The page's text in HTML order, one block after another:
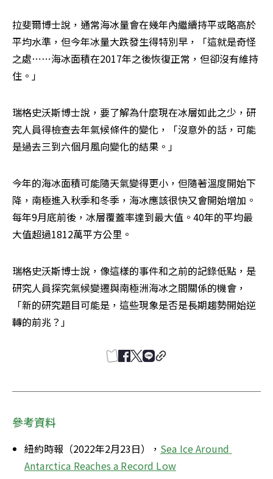
拉斐爾博士說，通常海冰量會在幾年內繼續持平或略高於
平均水準，但今年冰量大跌發生得特別早，「這就是奇怪
之處⋯⋯海冰面積在2017年之後恢復正常，但卻沒有維持
住。」
瑞格史沃斯博士說，要了解為什麼現在冰層如此之少，研
究人員得檢查去年氣候條件的變化，「沒意外的話，可能
是過去三到六個月風向變化的結果。」
今年的海冰面積可能隨天氣變得更小，但隨著溫度開始下
降，南極進入秋季和冬季，海冰應該很快又會開始增加。
每年9月底前後，冰層覆蓋率達到最大值。40年的平均最
大值超過1812萬平方公里。
瑞格史沃斯博士說，像這樣的事件和之前的記錄低點，是
研究人員探究氣候變遷與南極洲海冰之間關係的機會，
「新的研究題目可能是，這些現象是否是長期趨勢開始逆
轉的前兆？」
參考資料
紐約時報（2022年2月23日）， Sea Ice Around
Antarctica Reaches a Record Low